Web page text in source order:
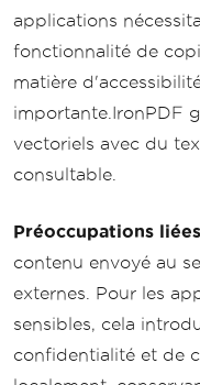
applications
fonctionnalité de
matière
importante.IronPDF
vectoriels avec du
consultable.
Préoccupations
contenu envoyé au
externes. Pour les
sensibles, cela
confidentialité et de